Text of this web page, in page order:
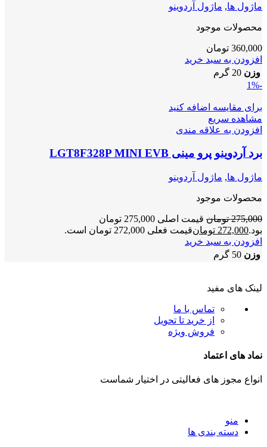
ماژول ها, ماژول آردوینو
محصولات موجود
360,000 تومان
افزودن به سبد خرید
وزن 20 گرم
-1%
برای مقایسه اضافه کنید
مشاهده سریع
افزودن به علاقه مندی
برد آردوینو پرو مینی LGT8F328P MINI EVB
ماژول ها, ماژول آردوینو
محصولات موجود
275,000 تومان
قیمت اصلی 275,000 تومان
بود.272,000 تومانقیمت فعلی 272,000 تومان است.
افزودن به سبد خرید
وزن 50 گرم
لینک های مفید
تماس با ما
از خرید تا تحویل
فروش ویژه
نماد های اعتماد
انواع مجوز های فعالیتی در اختیار شماست
منو
دسته بندی ها